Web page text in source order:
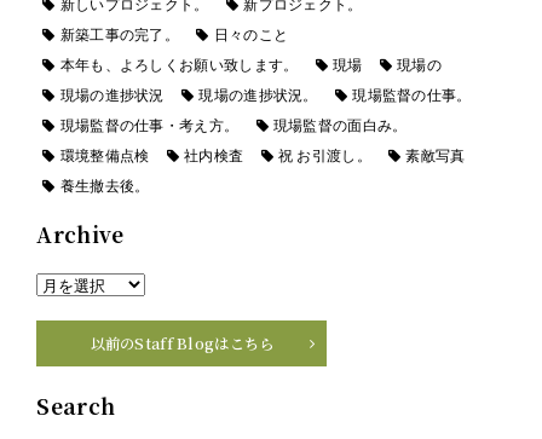
新しいプロジェクト。
新プロジェクト。
新築工事の完了。
日々のこと
本年も、よろしくお願い致します。
現場
現場の
現場の進捗状況
現場の進捗状況。
現場監督の仕事。
現場監督の仕事・考え方。
現場監督の面白み。
環境整備点検
社内検査 祝 お引渡し。
素敵写真
養生撤去後。
Archive
以前のStaff Blogはこちら
Search